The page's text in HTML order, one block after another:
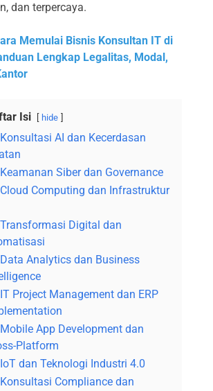
dan terpercaya.
Memulai Bisnis Konsultan IT di
Lengkap Legalitas, Modal,
Isi hide
Konsultasi AI dan Kecerdasan
Keamanan Siber dan Governance
Cloud Computing dan Infrastruktur
Transformasi Digital dan
Data Analytics dan Business
IT Project Management dan ERP
Mobile App Development dan
Platform
IoT dan Teknologi Industri 4.0
Konsultasi Compliance dan